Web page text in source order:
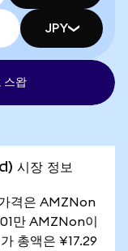
JPY
스왑
시장 정보
격은 AMZNon
만 AMZNon이
총액은 ¥17.29